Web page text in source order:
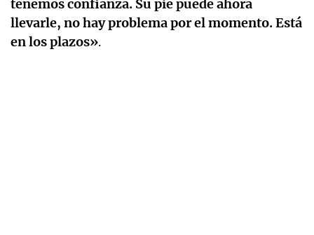
tenemos confianza. Su pie puede ahora
llevarle, no hay problema por el momento. Está
en los plazos».